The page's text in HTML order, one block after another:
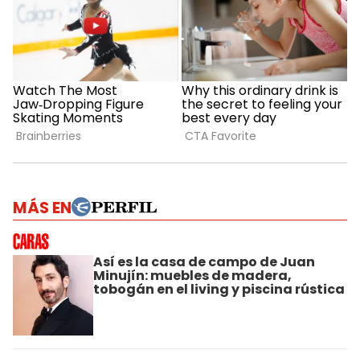
MÁS EN
Así es la casa de campo de Juan
Minujín: muebles de madera,
tobogán en el living y piscina rústica